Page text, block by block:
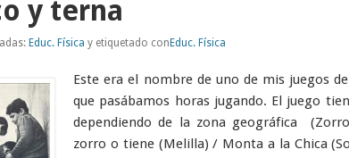
y terna
Educ. Física y etiquetado conEduc. Física
Este era el nombre de uno de mis juegos
que pasábamos horas jugando. El juego
dependiendo de la zona geográfica
zorro o tiene (Melilla) / Monta a la Chica